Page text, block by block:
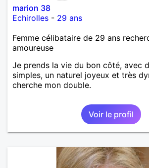
marion 38
Echirolles - 29 ans
Femme célibataire de 29 ans
amoureuse
Je prends la vie du bon côté, avec
simples, un naturel joyeux et très
cherche mon double.
Voir le profil